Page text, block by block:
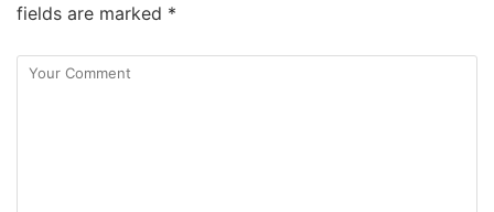
fields are marked *